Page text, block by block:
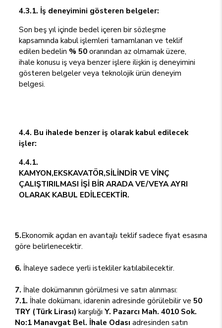
4.3.1. İş deneyimini gösteren belgeler:
Son beş yıl içinde bedel içeren bir sözleşme
kapsamında kabul işlemleri tamamlanan ve teklif
edilen bedelin % 50oranından az olmamak üzere,
ihale konusu iş veya benzer işlere ilişkin iş deneyimini
gösteren belgeler veya teknolojik ürün deneyim
belgesi.
4.4. Bu ihalede benzer iş olarak kabul edilecek
işler:
4.4.1.
KAMYON,EKSKAVATÖR,SİLİNDİR VE VİNÇ
ÇALIŞTIRILMASI İŞİ BİR ARADA VE/VEYA AYRI
OLARAK KABUL EDİLECEKTİR.
5.Ekonomik açıdan en avantajlı teklif sadece fiyat esasına
göre belirlenecektir.
6. İhaleye sadece yerli istekliler katılabilecektir.
7. İhale dokümanının görülmesi ve satın alınması:
7.1. İhale dokümanı, idarenin adresinde görülebilir ve 50
TRY (Türk Lirası) karşılığı Y. Pazarcı Mah. 4010 Sok.
No:1 Manavgat Bel. İhale Odası adresinden satın